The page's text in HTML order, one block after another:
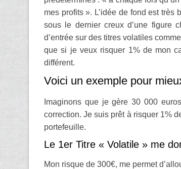
mes profits ». L’idée de fond est
sous le dernier creux d’une figure
d’entrée sur des titres volatiles
que si je veux risquer 1% de mon
différent.
Voici un exemple pour
Imaginons que je gère 30 000
correction. Je suis prêt à risquer 1%
portefeuille.
Le 1er Titre « Volatile » me
Mon risque de 300€, me permet